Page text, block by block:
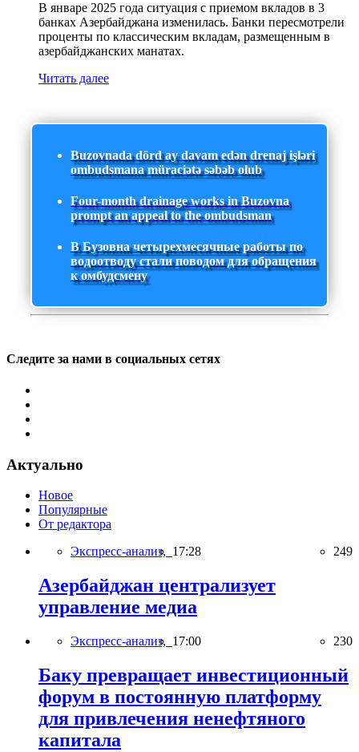
В январе 2025 года ситуация с приемом вкладов в 3
банках Азербайджана изменилась. Банки пересмотрели
проценты по классическим вкладам, размещенным в
азербайджанских манатах.
Читать далее
Buzovnada dörd ay davam edən drenaj işləri
ombudsmana müraciətə səbəb olub
Four-month drainage works in Buzovna
prompt an appeal to the ombudsman
В Бузовна четырехмесячные работы по
водоотводу стали поводом для обращения
к омбудсмену
Следите за нами в социальных сетях
Актуально
Новое
Популярные
От редактора
Экспресс-анализ, 17:28 249
Азербайджан централизует
управление медиа
Экспресс-анализ, 17:00 230
Баку превращает инвестиционный
форум в постоянную платформу
для привлечения ненефтяного
капитала